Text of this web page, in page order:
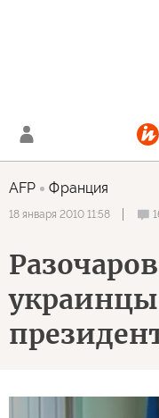
AFP Франция
18 января 2010 11:58